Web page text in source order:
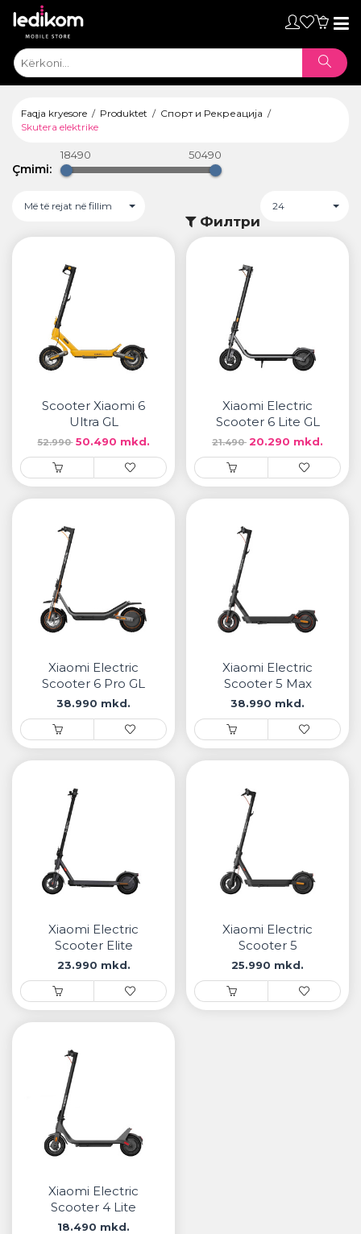
Faqja kryesore Produktet
Спорт и Рекреација
Skutera elektrike
Çmimi:
18490 50490
Më të rejat në fillim 24
Филтри
Scooter Xiaomi 6
Ultra GL
52.990 50.490 mkd.
Xiaomi Electric
Scooter 6 Lite GL
21.490 20.290 mkd.
Xiaomi Electric
Scooter 6 Pro GL
38.990 mkd.
Xiaomi Electric
Scooter 5 Max
38.990 mkd.
Xiaomi Electric
Scooter Elite
23.990 mkd.
Xiaomi Electric
Scooter 5
25.990 mkd.
Xiaomi Electric
Scooter 4 Lite
Generation 2
18.490 mkd.
ТАБЛЕТИ
• Samsung
РЕМЕНИ ЗА ЧАСОВНИК
• Apple watch
• Galaxy watch
• Xiaomi
• Останато
PLAYSTATION
AIRTAGS
ПРОЕКТОРИ